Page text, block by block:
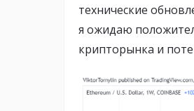
технические
я ожидаю
крипторынка и